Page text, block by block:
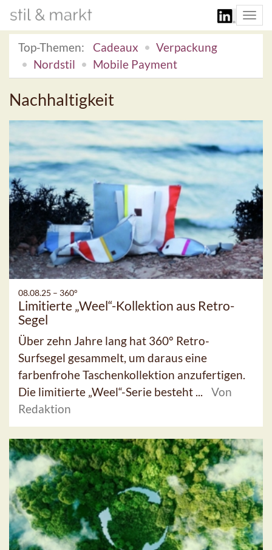
Top-Themen:
Cadeaux
Verpackung
Nordstil
Mobile Payment
Nachhaltigkeit
08.08.25 – 360°
Limitierte „Weel“-Kollektion aus Retro-
Segel
Über zehn Jahre lang hat 360° Retro-
Surfsegel gesammelt, um daraus eine
farbenfrohe Taschenkollektion anzufertigen.
Die limitierte „Weel“-Serie besteht ...
Von
Redaktion